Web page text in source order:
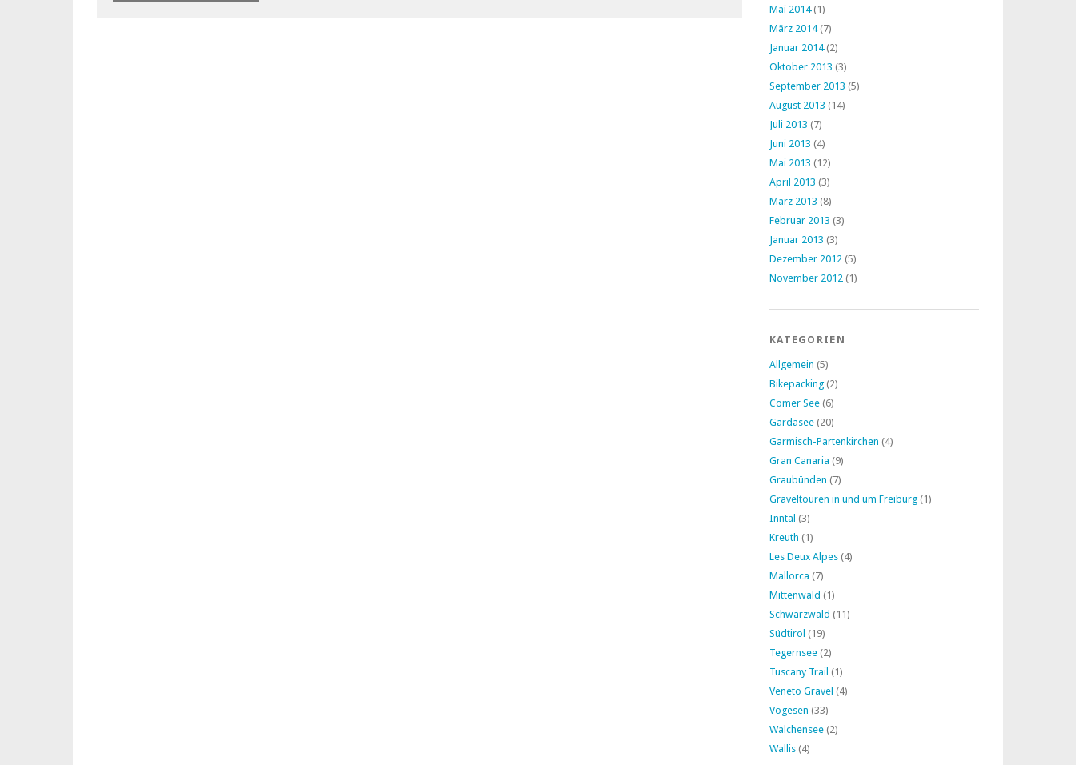
Mai 2014(1)
März 2014(7)
Januar 2014(2)
Oktober 2013 (3)
September 2013 (5)
August 2013 (14)
Juli 2013 (7)
Juni 2013 (4)
Mai 2013 (12)
April 2013 (3)
März 2013 (8)
Februar 2013 (3)
Januar 2013 (3)
Dezember 2012 (5)
November 2012 (1)
KATEGORIEN
Allgemein (5)
Bikepacking (2)
Comer See (6)
Gardasee (20)
Garmisch-Partenkirchen (4)
Gran Canaria (9)
Graubünden (7)
Graveltouren in und um Freiburg (1)
Inntal (3)
Kreuth (1)
Les Deux Alpes (4)
Mallorca (7)
Mittenwald (1)
Schwarzwald (11)
Südtirol (19)
Tegernsee (2)
Tuscany Trail (1)
Veneto Gravel (4)
Vogesen (33)
Walchensee (2)
Wallis (4)